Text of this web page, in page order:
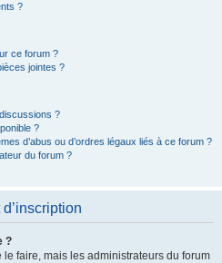
?
ce forum ?
jointes ?
?
?
d’abus ou d’ordres légaux liés à ce forum ?
du forum ?
?
le faire, mais les administrateurs du forum